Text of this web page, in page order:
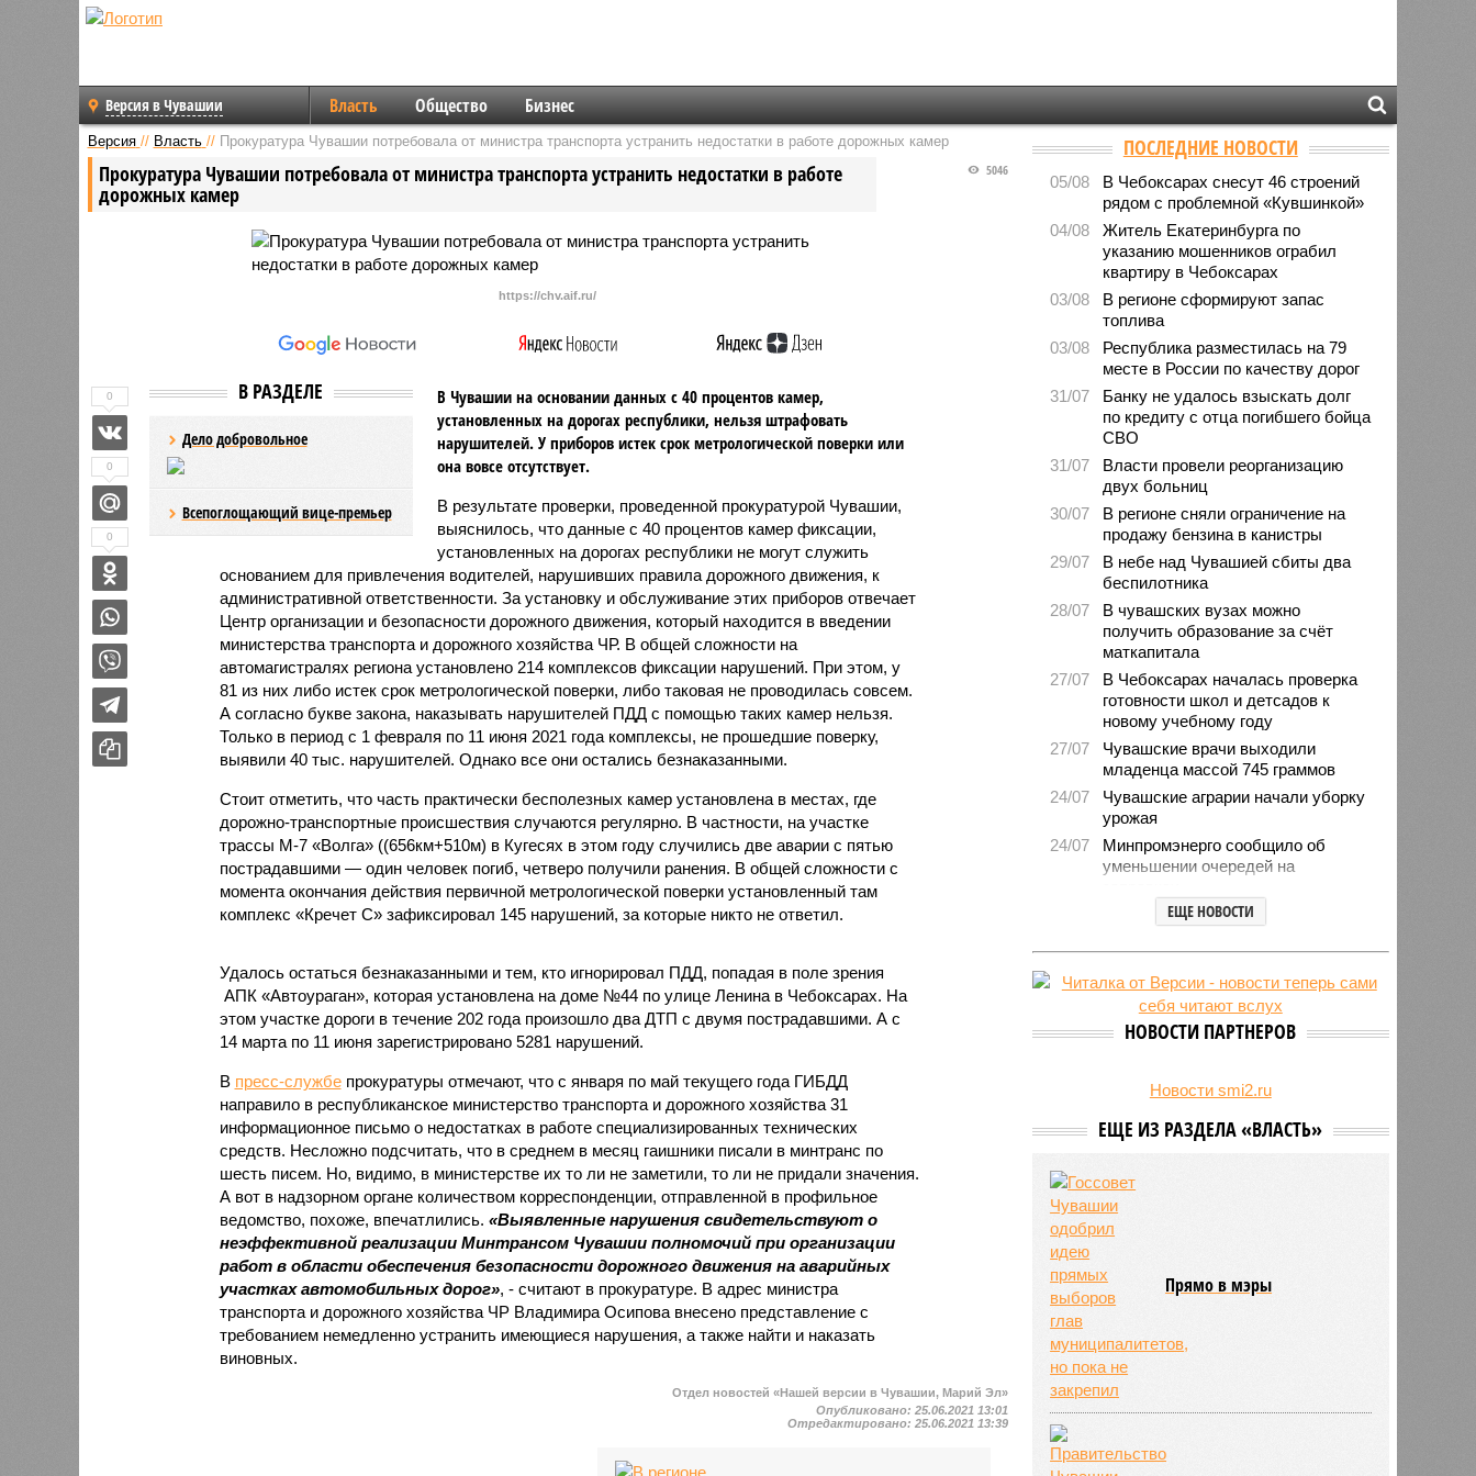
Версия в Чувашии Власть Общество Бизнес
Версия // Власть // Прокуратура Чувашии потребовала от министра транспорта устранить недостатки в работе дорожных камер
Прокуратура Чувашии потребовала от министра транспорта устранить недостатки в работе
дорожных камер
5046
https://chv.aif.ru/
В РАЗДЕЛЕ
Дело добровольное
Всепоглощающий вице-премьер
В Чувашии на основании данных с 40 процентов камер,
установленных на дорогах республики, нельзя штрафовать
нарушителей. У приборов истек срок метрологической поверки или
она вовсе отсутствует.
В результате проверки, проведенной прокуратурой Чувашии,
выяснилось, что данные с 40 процентов камер фиксации,
установленных на дорогах республики не могут служить
основанием для привлечения водителей, нарушивших правила дорожного движения, к
административной ответственности. За установку и обслуживание этих приборов отвечает
Центр организации и безопасности дорожного движения, который находится в введении
министерства транспорта и дорожного хозяйства ЧР. В общей сложности на
автомагистралях региона установлено 214 комплексов фиксации нарушений. При этом, у
81 из них либо истек срок метрологической поверки, либо таковая не проводилась совсем.
А согласно букве закона, наказывать нарушителей ПДД с помощью таких камер нельзя.
Только в период с 1 февраля по 11 июня 2021 года комплексы, не прошедшие поверку,
выявили 40 тыс. нарушителей. Однако все они остались безнаказанными.
Стоит отметить, что часть практически бесполезных камер установлена в местах, где
дорожно-транспортные происшествия случаются регулярно. В частности, на участке
трассы М-7 «Волга» ((656км+510м) в Кугесях в этом году случились две аварии с пятью
пострадавшими — один человек погиб, четверо получили ранения. В общей сложности с
момента окончания действия первичной метрологической поверки установленный там
комплекс «Кречет С» зафиксировал 145 нарушений, за которые никто не ответил.
Удалось остаться безнаказанными и тем, кто игнорировал ПДД, попадая в поле зрения
АПК «Автоураган», которая установлена на доме №44 по улице Ленина в Чебоксарах. На
этом участке дороги в течение 202 года произошло два ДТП с двумя пострадавшими. А с
14 марта по 11 июня зарегистрировано 5281 нарушений.
В пресс-службепрокуратуры отмечают, что с января по май текущего года ГИБДД
направило в республиканское министерство транспорта и дорожного хозяйства 31
информационное письмо о недостатках в работе специализированных технических
средств. Несложно подсчитать, что в среднем в месяц гаишники писали в минтранс по
шесть писем. Но, видимо, в министерстве их то ли не заметили, то ли не придали значения.
А вот в надзорном органе количеством корреспонденции, отправленной в профильное
ведомство, похоже, впечатлились. «Выявленные нарушения свидетельствуют о
неэффективной реализации Минтрансом Чувашии полномочий при организации
работ в области обеспечения безопасности дорожного движения на аварийных
участках автомобильных дорог», - считают в прокуратуре. В адрес министра
транспорта и дорожного хозяйства ЧР Владимира Осипова внесено представление с
требованием немедленно устранить имеющиеся нарушения, а также найти и наказать
виновных.
0
0
0
Отдел новостей «Нашей версии в Чувашии, Марий Эл»
Опубликовано:25.06.2021 13:01
Отредактировано:25.06.2021 13:39
ПОСЛЕДНИЕ НОВОСТИ
05/08
В Чебоксарах снесут 46 строений
рядом с проблемной «Кувшинкой»
04/08
Житель Екатеринбурга по
указанию мошенников ограбил
квартиру в Чебоксарах
03/08
В регионе сформируют запас
топлива
03/08
Республика разместилась на 79
месте в России по качеству дорог
31/07
Банку не удалось взыскать долг
по кредиту с отца погибшего бойца
СВО
31/07
Власти провели реорганизацию
двух больниц
30/07
В регионе сняли ограничение на
продажу бензина в канистры
29/07
В небе над Чувашией сбиты два
беспилотника
28/07
В чувашских вузах можно
получить образование за счёт
маткапитала
27/07
В Чебоксарах началась проверка
готовности школ и детсадов к
новому учебному году
27/07
Чувашские врачи выходили
младенца массой 745 граммов
24/07
Чувашские аграрии начали уборку
урожая
24/07
Минпромэнерго сообщило об
уменьшении очередей на
В Чувашии за 6 месяцев изъято
тысяч рублей за каждый сбитый
беспилотник
ЕЩЕ НОВОСТИ
НОВОСТИ ПАРТНЕРОВ
Новости smi2.ru
ЕЩЕ ИЗ РАЗДЕЛА «ВЛАСТЬ»
Прямо в мэры